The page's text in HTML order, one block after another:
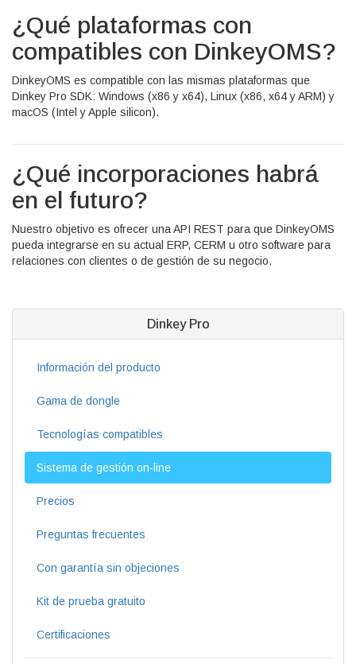
¿Qué plataformas con
compatibles con DinkeyOMS?
DinkeyOMS es compatible con las mismas plataformas que
Dinkey Pro SDK: Windows (x86 y x64), Linux (x86, x64 y ARM) y
macOS (Intel y Apple silicon).
¿Qué incorporaciones habrá
en el futuro?
Nuestro objetivo es ofrecer una API REST para que DinkeyOMS
pueda integrarse en su actual ERP, CERM u otro software para
relaciones con clientes o de gestión de su negocio.
Dinkey Pro
Información del producto
Gama de dongle
Tecnologías compatibles
Sistema de gestión on-line
Precios
Preguntas frecuentes
Con garantía sin objeciones
Kit de prueba gratuito
Certificaciones